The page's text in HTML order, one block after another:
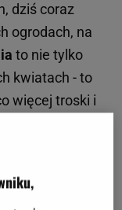
dziś coraz
ogrodach, na
to nie tylko
kwiatach - to
więcej troski i
się
poznać jej